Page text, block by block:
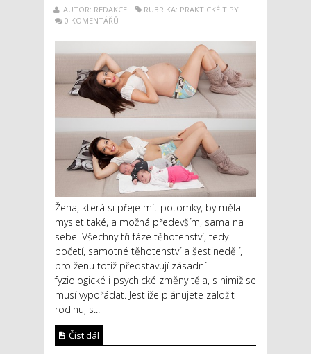
AUTOR: REDAKCE
RUBRIKA: PRAKTICKÉ TIPY
0 KOMENTÁŘŮ
Žena, která si přeje mít potomky, by měla
myslet také, a možná především, sama na
sebe. Všechny tři fáze těhotenství, tedy
početí, samotné těhotenství a šestinedělí,
pro ženu totiž představují zásadní
fyziologické i psychické změny těla, s nimiž se
musí vypořádat. Jestliže plánujete založit
rodinu, s...
Číst dál